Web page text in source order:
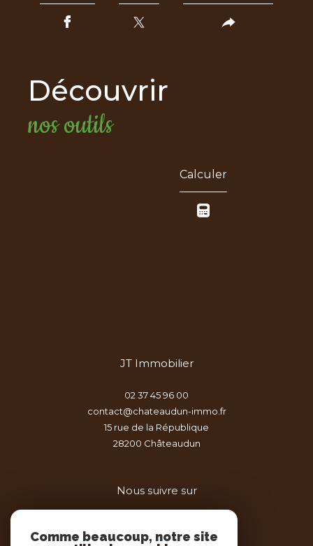
découvrir
nos outils
Calculer
JT Immobilier
02 37 45 96 00
contact@chateaudun-immo.fr
15 rue de la République
28200
châteaudun
Nous suivre sur
Comme beaucoup, notre site